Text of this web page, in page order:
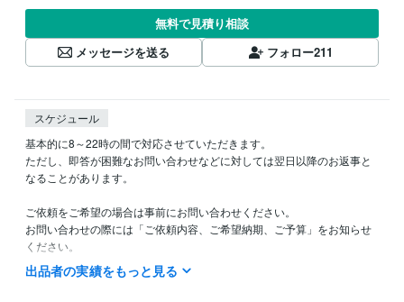
無料で見積り相談
メッセージを送る
フォロー211
スケジュール
基本的に8～22時の間で対応させていただきます。
ただし、即答が困難なお問い合わせなどに対しては翌日以降のお返事と
なることがあります。
ご依頼をご希望の場合は事前にお問い合わせください。
お問い合わせの際には「ご依頼内容、ご希望納期、ご予算」をお知らせ
ください。
「見積り・カスタマイズの相談をする」からご連絡をいただく場合は提
出品者の実績をもっと見る